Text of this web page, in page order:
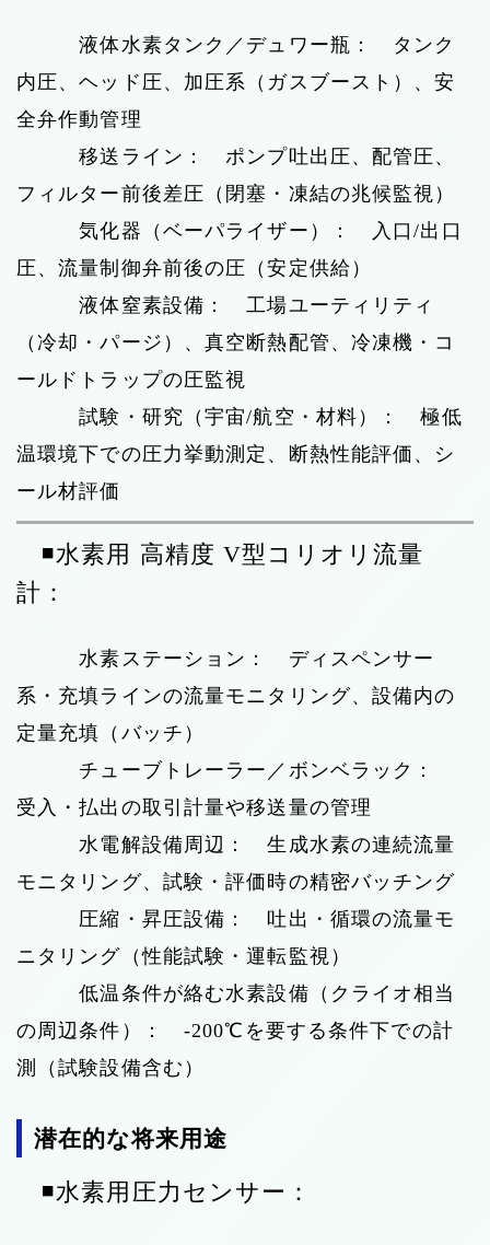
液体水素タンク／デュワー瓶： タンク
内圧、ヘッド圧、加圧系（ガスブースト）、安
全弁作動管理
移送ライン： ポンプ吐出圧、配管圧、
フィルター前後差圧（閉塞・凍結の兆候監視）
気化器（ベーパライザー）： 入口/出口
圧、流量制御弁前後の圧（安定供給）
液体窒素設備： 工場ユーティリティ
（冷却・パージ）、真空断熱配管、冷凍機・コ
ールドトラップの圧監視
試験・研究（宇宙/航空・材料）： 極低
温環境下での圧力挙動測定、断熱性能評価、シ
ール材評価
◾️水素用 高精度 V型コリオリ流量
計：
水素ステーション： ディスペンサー
系・充填ラインの流量モニタリング、設備内の
定量充填（バッチ）
チューブトレーラー／ボンベラック：
受入・払出の取引計量や移送量の管理
水電解設備周辺： 生成水素の連続流量
モニタリング、試験・評価時の精密バッチング
圧縮・昇圧設備： 吐出・循環の流量モ
ニタリング（性能試験・運転監視）
低温条件が絡む水素設備（クライオ相当
の周辺条件）： -200℃を要する条件下での計
測（試験設備含む）
潜在的な将来用途
◾️水素用圧力センサー：